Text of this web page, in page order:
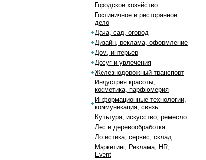
Городское хозяйство
Гостиничное и ресторанное
дело
Дача, сад, огород
Дизайн, реклама, оформление
Дом, интерьер
Досуг и увлечения
Железнодорожный транспорт
Индустрия красоты,
косметика, парфюмерия
Информационные технологии,
коммуникация, связь
Культура, искусство, ремесло
Лес и деревообработка
Логистика, сервис, склад
Маркетинг, Реклама, HR,
Event